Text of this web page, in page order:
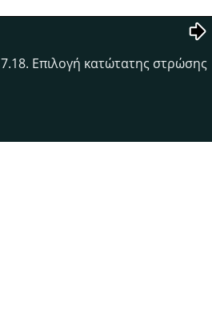
7.18. Επιλογή κατώτατης στρώσης